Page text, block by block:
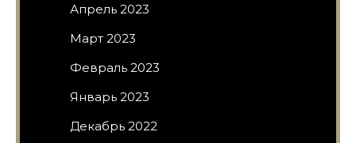
Апрель 2023
Март 2023
Февраль 2023
Январь 2023
Декабрь 2022